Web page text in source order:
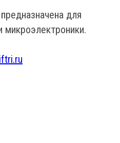
для
микроэлектроники.